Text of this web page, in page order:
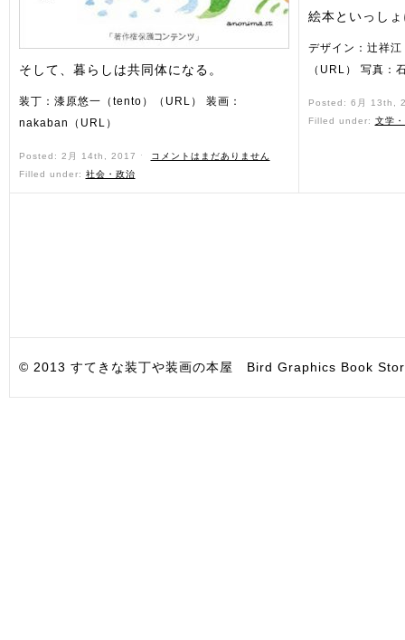
そして、暮らしは共同体になる。
装丁：漆原悠一（tento）（URL） 装画：
nakaban（URL）
Posted: 2月 14th, 2017 ˑ
コメントはまだありません
Filled under: 社会・政治
絵本といっし
デザイン：辻祥
（URL） 写真：
Posted: 6月 13th,
Filled under: 文学
© 2013 すてきな装丁や装画の本屋 Bird Graphics Book